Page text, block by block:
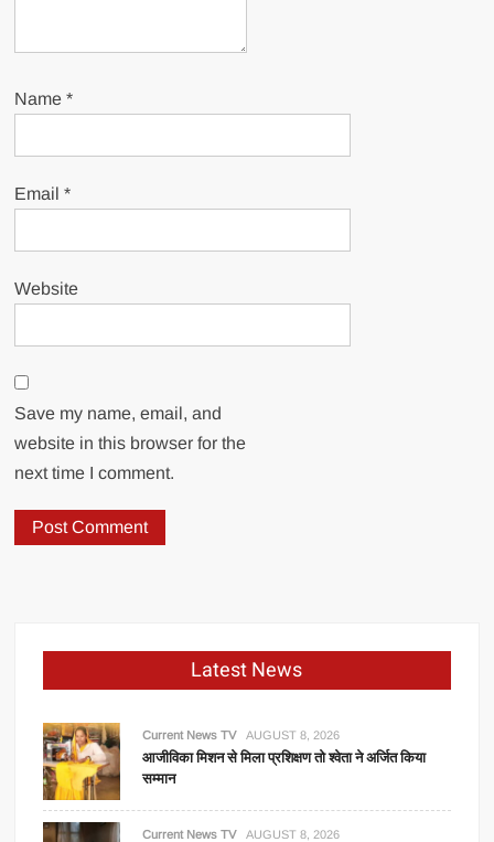
Name*
Email*
Website
Save my name, email, and
website in this browser for the
next time I comment.
Latest News
Current News TV AUGUST 8, 2026
आजीविका मिशन से मिला प्रशिक्षण तो श्वेता ने अर्जित किया
सम्मान
Current News TV AUGUST 8, 2026